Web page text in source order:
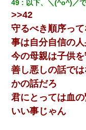
49 以下、＼(^o^)／
>>42
守るべき順序っ
事は自分自信の
今の母親は子供
善し悪しの話で
かの話だろ
君にとっては血
いい事じゃん